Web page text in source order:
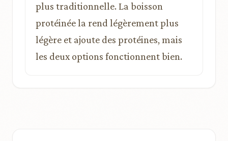
plus traditionnelle. La boisson
protéinée la rend légèrement plus
légère et ajoute des protéines, mais
les deux options fonctionnent bien.